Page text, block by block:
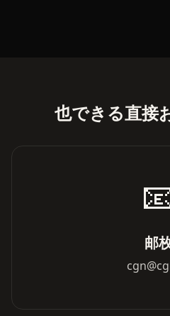
也できる直接
邮